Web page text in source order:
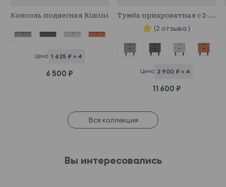
Консоль подвесная Rimini
Цена 1 625 ₽ × 4
6 500 ₽
Тумба прикроватная с 2-я ящиками Rimini
(2 отзыва )
Цена 2 900 ₽ × 4
11 600 ₽
Вся коллекция
Вы интересовались